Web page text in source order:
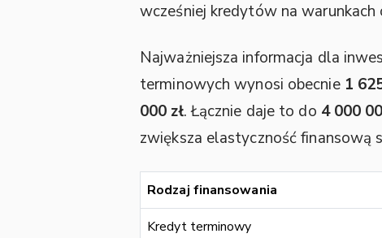
wcześniej kredytów na warunkach
Najważniejsza informacja dla
terminowych wynosi obecnie 1
000 zł. Łącznie daje to do 4 000
zwiększa elastyczność finansową
Rodzaj finansowania
Kredyt terminowy